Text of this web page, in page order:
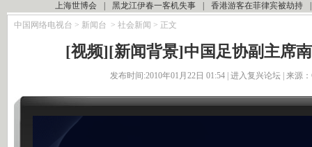
上海世博会 黑龙江伊春一客机失事 香港游客在菲律宾被劫持
中国网络电视台 > 新闻台 > 社会新闻 > 正文
[视频][新闻背景]中国足协副主席
发布时间:2010年01月22日 01:54 | 进入复兴论坛| 来源：